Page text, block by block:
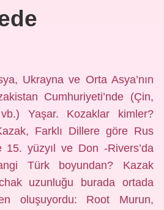
Ukrayna ve Orta Asya’nın
Cumhuriyeti’nde (Çin,
Yaşar. Kozaklar kimler?
Farklı Dillere göre Rus
yüzyıl ve Don -Rivers’da
Türk boyundan? Kazak
uzunluğu burada ortada
oluşuyordu: Root Murun,